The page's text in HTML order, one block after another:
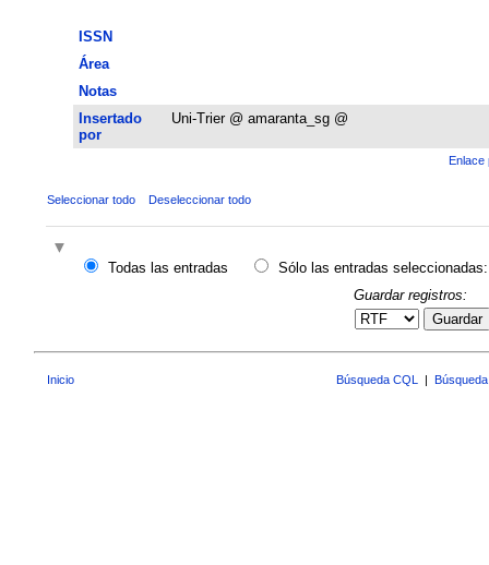
ISSN
Área
Notas
Insertado
por
Uni-Trier @ amaranta_sg @
Enlace
Seleccionar todo Deseleccionar todo
Todas las entradas
Sólo las entradas seleccionadas:
Guardar registros:
Guardar
Inicio Búsqueda CQL